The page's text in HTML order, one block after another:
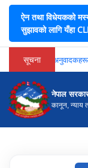
ऐन तथा विधेयकको
सुझावको लागि यँहा
सूचनाभाषा
नेपाल
कानून, न्याय